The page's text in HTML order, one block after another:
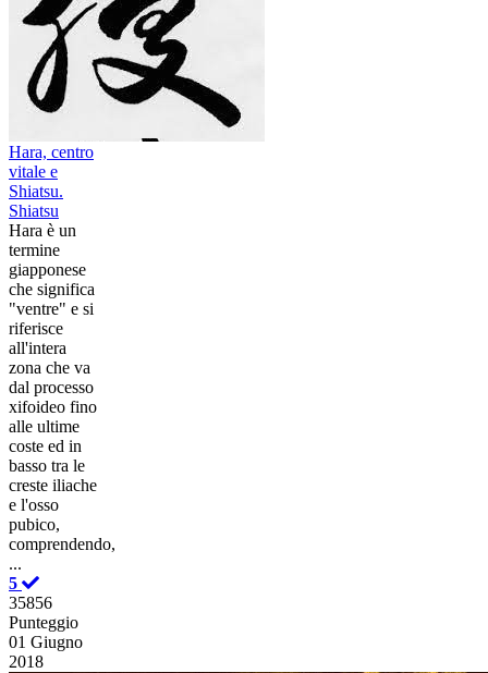
Hara, centro
vitale e
Shiatsu.
Shiatsu
Hara è un
termine
giapponese
che significa
"ventre" e si
riferisce
all'intera
zona che va
dal processo
xifoideo fino
alle ultime
coste ed in
basso tra le
creste iliache
e l'osso
pubico,
comprendendo,
...
5
35856
Punteggio
01 Giugno
2018